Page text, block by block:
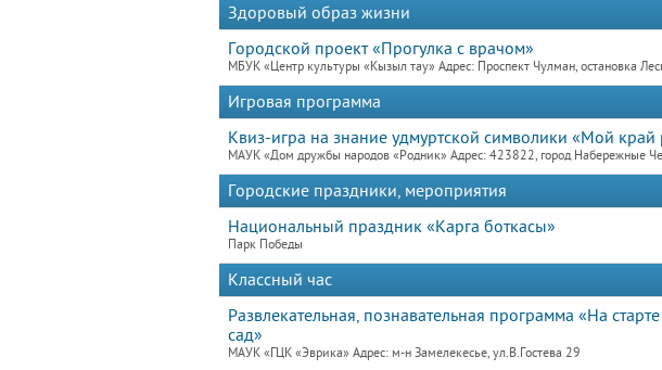
Здоровый образ жизни
Городской проект «Прогулка с врачом»
МБУК «Центр культуры «Кызыл тау» Адрес: Проспект Чулман, остановка
Игровая программа
Квиз-игра на знание удмуртской символики «Мой
МАУК «Дом дружбы народов «Родник» Адрес: 423822, город Набережные
Городские праздники, мероприятия
Национальный праздник «Карга боткасы»
Парк Победы
Классный час
Развлекательная, познавательная программа «На
сад»
МАУК «ГЦК «Эврика» Адрес: м-н Замелекесье, ул.В.Гостева 29